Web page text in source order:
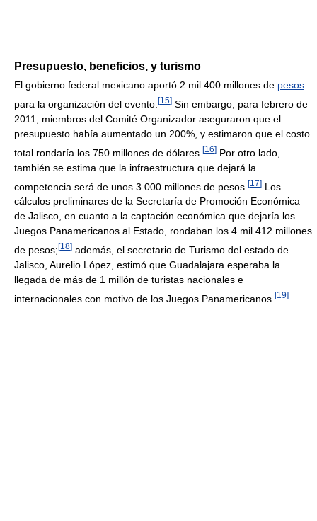
Presupuesto, beneficios, y turismo
El gobierno federal mexicano aportó 2 mil 400 millones de pesos
para la organización del evento. [15] Sin embargo, para febrero de
2011, miembros del Comité Organizador aseguraron que el
presupuesto había aumentado un 200%, y estimaron que el costo
total rondaría los 750 millones de dólares. [16] Por otro lado,
también se estima que la infraestructura que dejará la
competencia será de unos 3.000 millones de pesos. [17] Los
cálculos preliminares de la Secretaría de Promoción Económica
de Jalisco, en cuanto a la captación económica que dejaría los
Juegos Panamericanos al Estado, rondaban los 4 mil 412 millones
de pesos; [18] además, el secretario de Turismo del estado de
Jalisco, Aurelio López, estimó que Guadalajara esperaba la
llegada de más de 1 millón de turistas nacionales e
internacionales con motivo de los Juegos Panamericanos. [19]